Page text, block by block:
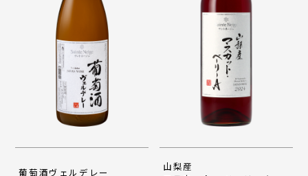
葡萄酒ヴェルデレー
山梨産